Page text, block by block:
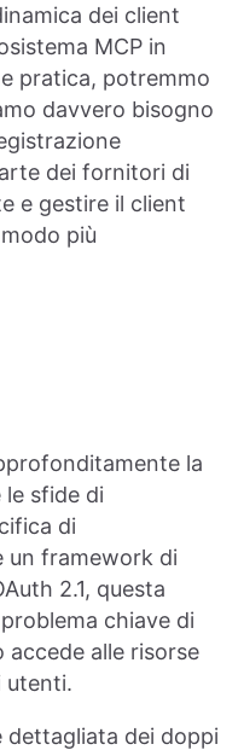
dei client
MCP in
pratica, potremmo
davvero bisogno
dei fornitori di
e gestire il client
più
la
sfide di
di
un framework di
2.1, questa
chiave di
accede alle risorse
utenti.
dettagliata dei doppi